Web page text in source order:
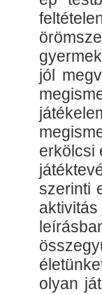
jól
erkölcsi
szerinti
olyan